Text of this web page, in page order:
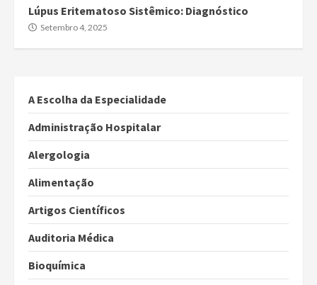
Lúpus Eritematoso Sistêmico: Diagnóstico
Setembro 4, 2025
A Escolha da Especialidade
Administração Hospitalar
Alergologia
Alimentação
Artigos Científicos
Auditoria Médica
Bioquímica